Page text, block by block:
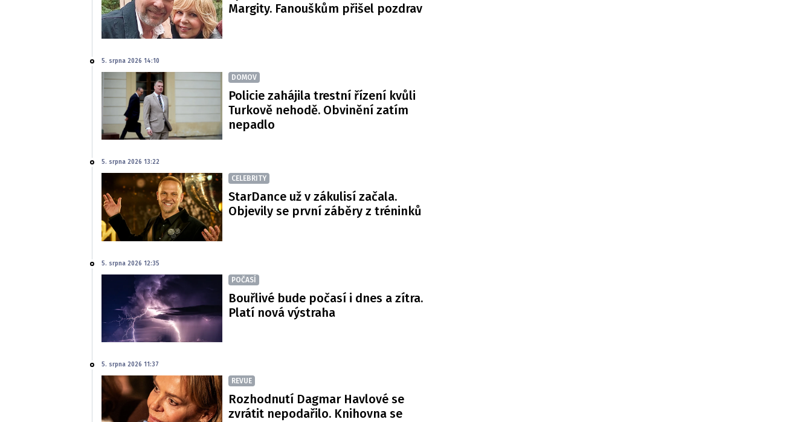
Margity. Fanouškům přišel pozdrav
5. srpna 2026 14:10
DOMOV
Policie zahájila trestní řízení kvůli
Turkově nehodě. Obvinění zatím
nepadlo
5. srpna 2026 13:22
CELEBRITY
StarDance už v zákulisí začala.
Objevily se první záběry z tréninků
5. srpna 2026 12:35
POČASÍ
Bouřlivé bude počasí i dnes a zítra.
Platí nová výstraha
5. srpna 2026 11:37
REVUE
Rozhodnutí Dagmar Havlové se
zvrátit nepodařilo. Knihovna se